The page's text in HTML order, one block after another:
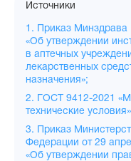
Источники
1. Приказ
«Об утверждении
в аптечных
лекарственных
назначения»;
2. ГОСТ 9412-2021
технические
3. Приказ
Федерации от 29
«Об утверждении